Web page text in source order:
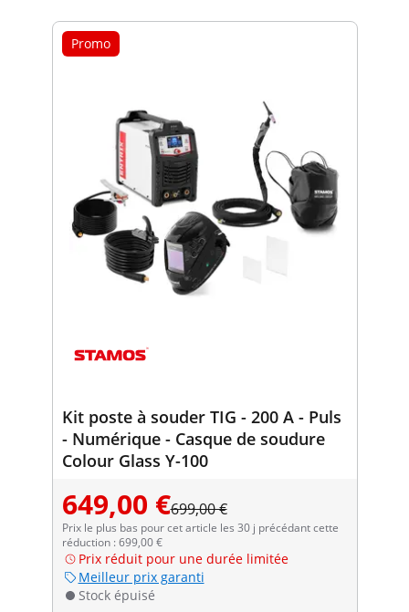
Promo
Kit poste à souder TIG - 200 A - Puls
- Numérique - Casque de soudure
Colour Glass Y-100
649,00 €699,00 €
Prix le plus bas pour cet article les 30 j précédant cette
réduction : 699,00 €
Prix réduit pour une durée limitée
Meilleur prix garanti
Stock épuisé